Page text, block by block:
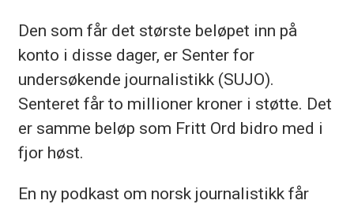
Den som får det største beløpet inn på
konto i disse dager, er Senter for
undersøkende journalistikk (SUJO).
Senteret får to millioner kroner i støtte. Det
er samme beløp som Fritt Ord bidro med i
fjor høst.
En ny podkast om norsk journalistikk får